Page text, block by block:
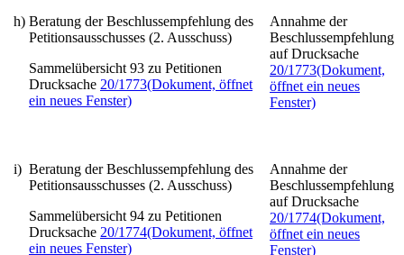
h) Beratung der Beschlussempfehlung des
Petitionsausschusses (2. Ausschuss)
Sammelübersicht 93 zu Petitionen
Drucksache 20/1773(Dokument, öffnet
ein neues Fenster)
Annahme der
Beschlussempfehlung
auf Drucksache
20/1773(Dokument,
öffnet ein neues
Fenster)
i) Beratung der Beschlussempfehlung des
Petitionsausschusses (2. Ausschuss)
Sammelübersicht 94 zu Petitionen
Drucksache 20/1774(Dokument, öffnet
ein neues Fenster)
Annahme der
Beschlussempfehlung
auf Drucksache
20/1774(Dokument,
öffnet ein neues
Fenster)